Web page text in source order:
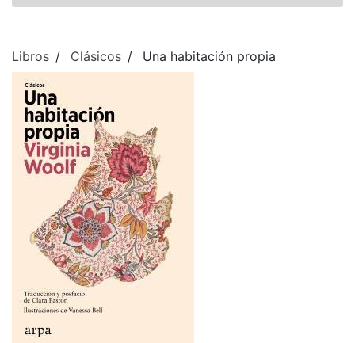
Libros Clásicos Una habitación propia